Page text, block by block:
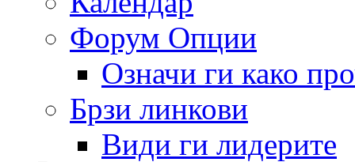
Форум Опции
Означи ги како
Брзи линкови
Види ги лидерите